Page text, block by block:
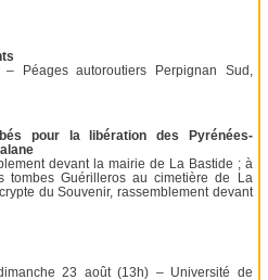
Péages autoroutiers Perpignan Sud,
pour la libération des Pyrénées-
devant la mairie de La Bastide ; à
Guérilleros au cimetière de La
du Souvenir, rassemblement devant
23 août (13h) – Université de